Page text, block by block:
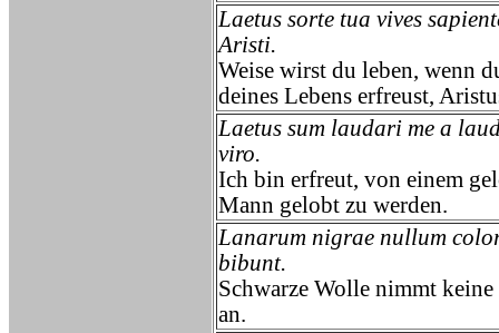
Laetus sorte tua vives
Aristi.
Weise wirst du leben, wenn
deines Lebens erfreust,
Laetus sum laudari me a
viro.
Ich bin erfreut, von einem
Mann gelobt zu werden.
Lanarum nigrae nullum
bibunt.
Schwarze Wolle nimmt keine
an.